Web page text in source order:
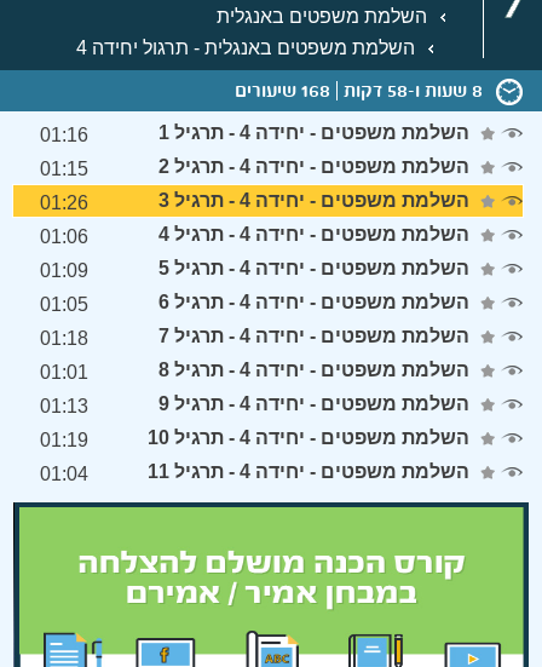
השלמת משפטים באנגלית
השלמת משפטים באנגלית - תרגול יחידה 4
8 שעות ו-58 דקות 168 שיעורים
השלמת משפטים - יחידה 4 - תרגיל 1
01:16
השלמת משפטים - יחידה 4 - תרגיל 2
01:15
השלמת משפטים - יחידה 4 - תרגיל 3
01:26
השלמת משפטים - יחידה 4 - תרגיל 4
01:06
השלמת משפטים - יחידה 4 - תרגיל 5
01:09
השלמת משפטים - יחידה 4 - תרגיל 6
01:05
השלמת משפטים - יחידה 4 - תרגיל 7
01:18
השלמת משפטים - יחידה 4 - תרגיל 8
01:01
השלמת משפטים - יחידה 4 - תרגיל 9
01:13
השלמת משפטים - יחידה 4 - תרגיל 10
01:19
השלמת משפטים - יחידה 4 - תרגיל 11
01:04